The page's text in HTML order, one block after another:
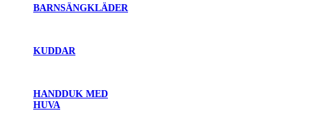
BARNSÄNGKLÄDER
KUDDAR
HANDDUK MED
HUVA